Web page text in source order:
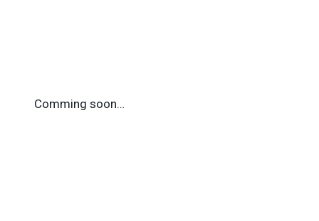
Comming soon…